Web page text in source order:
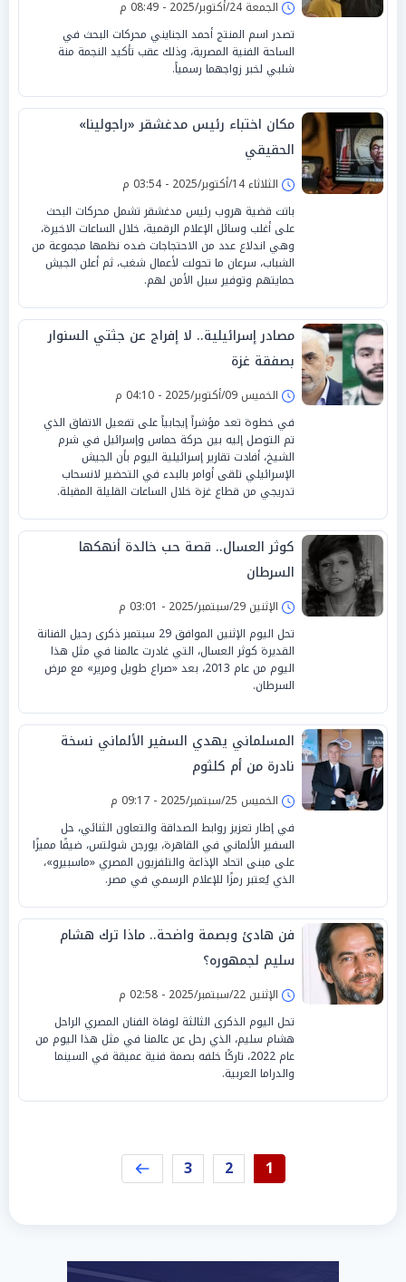
الجمعة 24/أكتوبر/2025 - 08:49 م
تصدر اسم المنتج أحمد الجنايني محركات البحث في
الساحة الفنية المصرية، وذلك عقب تأكيد النجمة منة
شلبي لخبر زواجهما رسمياً.
مكان اختباء رئيس مدغشقر «راجولينا»
الحقيقي
الثلاثاء 14/أكتوبر/2025 - 03:54 م
باتت قضية هروب رئيس مدغشقر تشمل محركات البحث
على أغلب وسائل الإعلام الرقمية، خلال الساعات الاخيرة،
وهي اندلاع عدد من الاحتجاجات ضده نظمها مجموعة من
الشباب، سرعان ما تحولت لأعمال شغب، ثم أعلن الجيش
حمايتهم وتوفير سبل الأمن لهم.
مصادر إسرائيلية.. لا إفراج عن جثتي السنوار
بصفقة غزة
الخميس 09/أكتوبر/2025 - 04:10 م
في خطوة تعد مؤشراً إيجابياً على تفعيل الاتفاق الذي
تم التوصل إليه بين حركة حماس وإسرائيل في شرم
الشيخ، أفادت تقارير إسرائيلية اليوم بأن الجيش
الإسرائيلي تلقى أوامر بالبدء في التحضير لانسحاب
تدريجي من قطاع غزة خلال الساعات القليلة المقبلة.
كوثر العسال.. قصة حب خالدة أنهكها
السرطان
الإثنين 29/سبتمبر/2025 - 03:01 م
تحل اليوم الإثنين الموافق 29 سبتمبر ذكرى رحيل الفنانة
القديرة كوثر العسال، التي غادرت عالمنا في مثل هذا
اليوم من عام 2013، بعد «صراع طويل ومرير» مع مرض
السرطان.
المسلماني يهدي السفير الألماني نسخة
نادرة من أم كلثوم
الخميس 25/سبتمبر/2025 - 09:17 م
في إطار تعزيز روابط الصداقة والتعاون الثنائي، حل
السفير الألماني في القاهرة، يورجن شولتس، ضيفًا مميزًا
على مبنى اتحاد الإذاعة والتلفزيون المصري «ماسبيرو»،
الذي يُعتبر رمزًا للإعلام الرسمي في مصر.
فن هادئ وبصمة واضحة.. ماذا ترك هشام
سليم لجمهوره؟
الإثنين 22/سبتمبر/2025 - 02:58 م
تحل اليوم الذكرى الثالثة لوفاة الفنان المصري الراحل
هشام سليم، الذي رحل عن عالمنا في مثل هذا اليوم من
عام 2022، تاركًا خلفه بصمة فنية عميقة في السينما
والدراما العربية.
1
2
3